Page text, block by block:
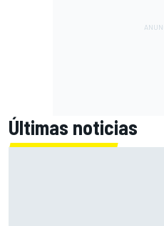
Últimas noticias